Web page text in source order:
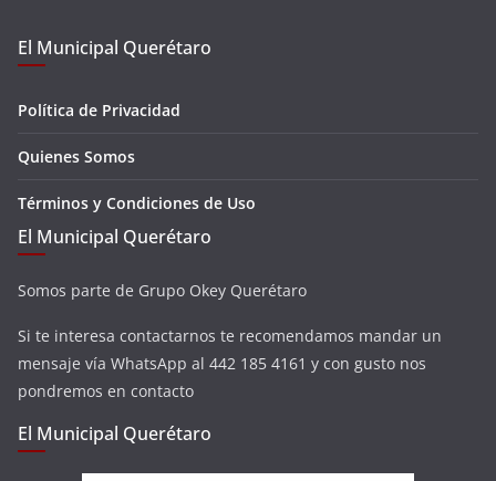
El Municipal Querétaro
Política de Privacidad
Quienes Somos
Términos y Condiciones de Uso
El Municipal Querétaro
Somos parte de Grupo Okey Querétaro
Si te interesa contactarnos te recomendamos mandar un
mensaje vía WhatsApp al 442 185 4161 y con gusto nos
pondremos en contacto
El Municipal Querétaro